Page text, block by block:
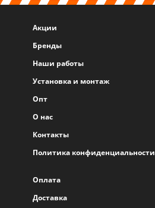
Акции
Бренды
Наши работы
Установка и монтаж
Опт
О нас
Контакты
Политика конфиденциальности
Оплата
Доставка